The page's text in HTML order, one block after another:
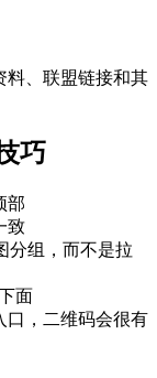
料、联盟链接和其
巧
部
致
分组，而不是拉
面
口，二维码会很有